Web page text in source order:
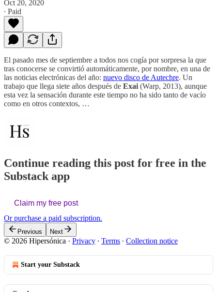
Oct 20, 2020
∙ Paid
El pasado mes de septiembre a todos nos cogía por sorpresa la que
tras conocerse se convirtió automáticamente, por nombre, en una de
las noticias electrónicas del año: nuevo disco de Autechre. Un
trabajo que llega siete años después de Exai (Warp, 2013), aunque
esta vez la sensación durante este tiempo no ha sido tanto de vacío
como en otros contextos, …
Continue reading this post for free in the
Substack app
Claim my free post
Or purchase a paid subscription.
Previous Next
© 2026 Hipersónica · Privacy ∙ Terms ∙ Collection notice
Start your Substack